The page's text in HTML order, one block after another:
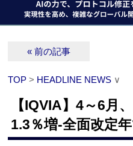
« 前の記事
TOP > HEADLINE NEWS ∨
【IQVIA】4～6月
1.3％増‐全面改定